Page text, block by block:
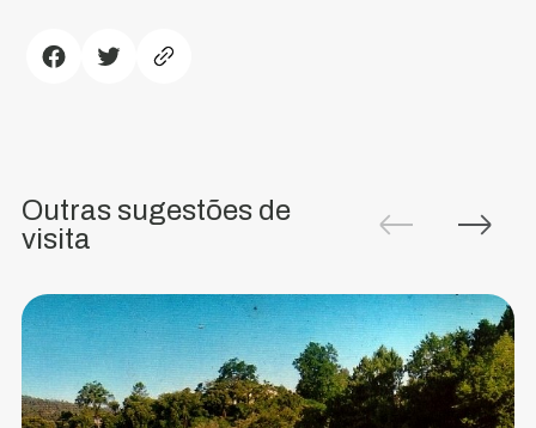
Outras sugestões de
visita
do
como
Ponte
Pessegueiro